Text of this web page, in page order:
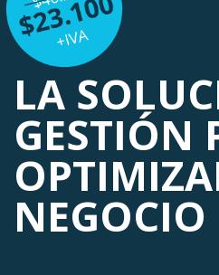
LA
GESTIÓN
NEGOCIO